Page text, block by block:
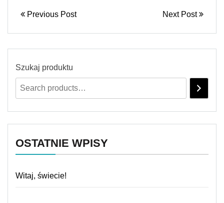
Previous Post Next Post
Szukaj produktu
OSTATNIE WPISY
Witaj, świecie!